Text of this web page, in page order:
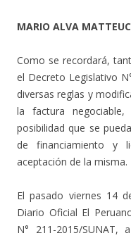
MARIO ALVA
Como se recordará,
el Decreto Legislativo
diversas reglas y
la factura
posibilidad que se
de financiamiento y
aceptación de la misma.
El pasado viernes 14
Diario Oficial El
N° 211-2015/